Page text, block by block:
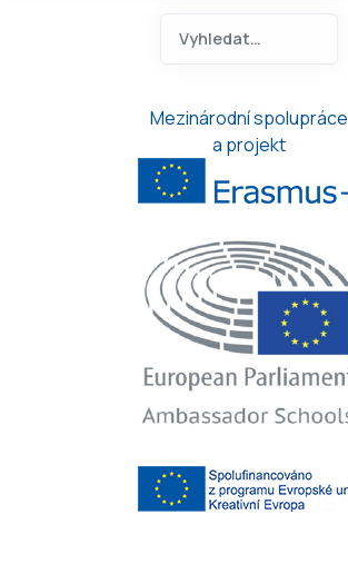
Mezinárodní spolupráce
a projekt